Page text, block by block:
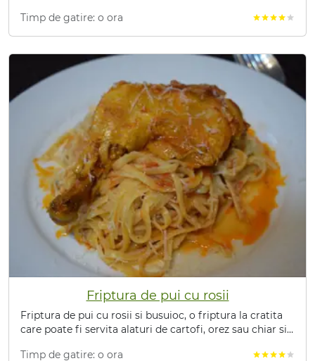
Timp de gatire: o ora
starstarstarstar star
Friptura de pui cu rosii
Friptura de pui cu rosii si busuioc, o friptura la cratita
care poate fi servita alaturi de cartofi, orez sau chiar si
Timp de gatire: o ora
starstarstarstar star